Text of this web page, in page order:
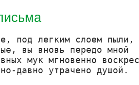
под легким слоем пыли,
вы вновь передо
мук мгновенно
давно утрачено